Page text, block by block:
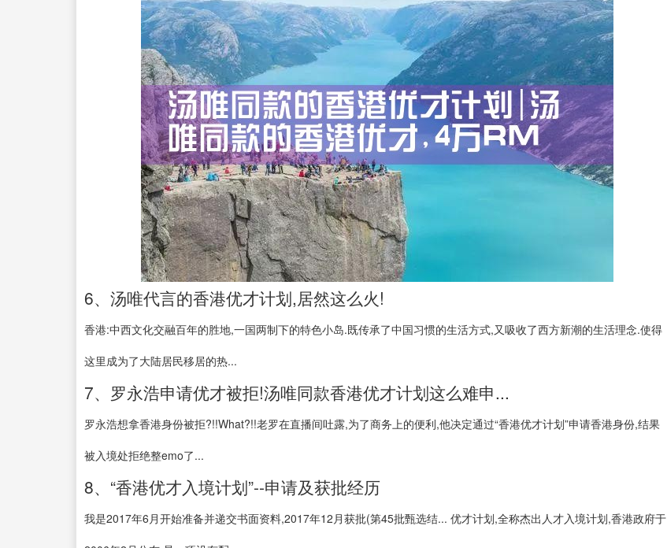
6、汤唯代言的香港优才计划,居然这么火!
香港:中西文化交融百年的胜地,一国两制下的特色小岛.既传承了中国习惯的生活方式,又吸收了西方新潮的生活理念.使得
这里成为了大陆居民移居的热...
7、罗永浩申请优才被拒!汤唯同款香港优才计划这么难申...
罗永浩想拿香港身份被拒?!!What?!!老罗在直播间吐露,为了商务上的便利,他决定通过“香港优才计划”申请香港身份,结果
被入境处拒绝整emo了...
8、“香港优才入境计划”--申请及获批经历
我是2017年6月开始准备并递交书面资料,2017年12月获批(第45批甄选结... 优才计划,全称杰出人才入境计划,香港政府于